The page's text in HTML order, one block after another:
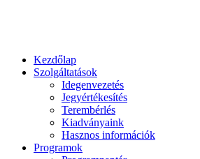
Kezdőlap
Szolgáltatások
Idegenvezetés
Jegyértékesítés
Terembérlés
Kiadványaink
Hasznos információk
Programok